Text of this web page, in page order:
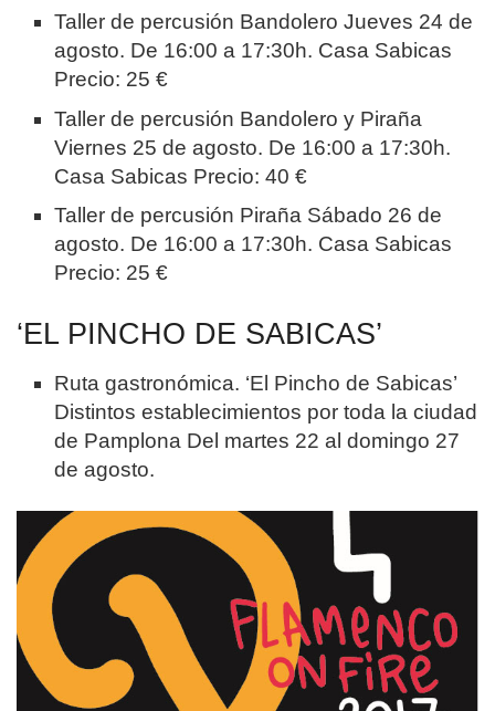
Taller de percusión Bandolero Jueves 24 de
agosto. De 16:00 a 17:30h. Casa Sabicas
Precio: 25 €
Taller de percusión Bandolero y Piraña
Viernes 25 de agosto. De 16:00 a 17:30h.
Casa Sabicas Precio: 40 €
Taller de percusión Piraña Sábado 26 de
agosto. De 16:00 a 17:30h. Casa Sabicas
Precio: 25 €
‘EL PINCHO DE SABICAS’
Ruta gastronómica. ‘El Pincho de Sabicas’
Distintos establecimientos por toda la ciudad
de Pamplona Del martes 22 al domingo 27
de agosto.